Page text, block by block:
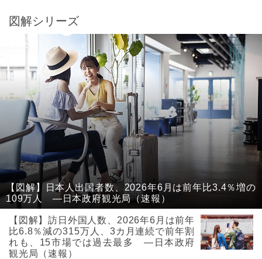
図解シリーズ
【図解】日本人出国者数、2026年6月は前年比3.4％増の
109万人 ―日本政府観光局（速報）
【図解】訪日外国人数、2026年6月は前年
比6.8％減の315万人、3カ月連続で前年割
れも、15市場では過去最多 ―日本政府
観光局（速報）